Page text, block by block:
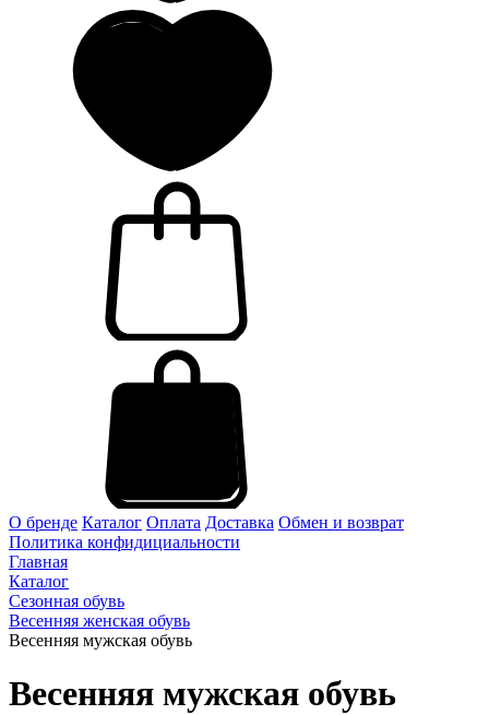
О бренде Каталог Оплата Доставка Обмен и возврат
Политика конфидициальности
Главная
Каталог
Сезонная обувь
Весенняя женская обувь
Весенняя мужская обувь
Весенняя мужская обувь